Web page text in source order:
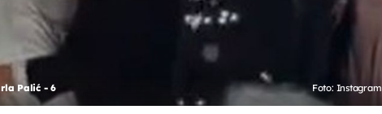
Palić - 6 Foto: Instagram